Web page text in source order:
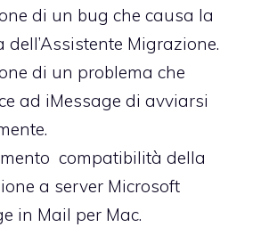
di un bug che causa la
dell’Assistente Migrazione.
di un problema che
ad iMessage di avviarsi
compatibilità della
a server Microsoft
in Mail per Mac.